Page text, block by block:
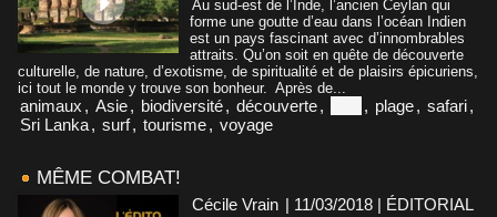
Au sud-est de l’Inde, l’ancien Ceylan qui
forme une goutte d’eau dans l’océan Indien
est un pays fascinant avec d’innombrables
attraits. Qu’on soit en quête de découverte
culturelle, de nature, d’exotisme, de spiritualité et de plaisirs épicuriens,
ici tout le monde y trouve son bonheur. Après de...
animaux , Asie, biodiversité, découverte, , plage, safari,
Sri Lanka, surf, tourisme, voyage
MÊME COMBAT!
Cécile Vrain | 11/03/2018 | ÉDITORIAL